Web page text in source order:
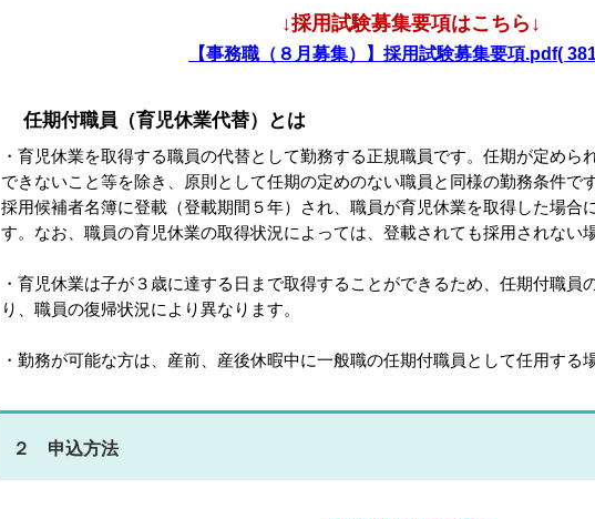
↓採用試験募集要項はこちら↓
【事務職（８月募集）】採用試験募集要項.pdf(
任期付職員（育児休業代替）とは
・育児休業を取得する職員の代替として勤務する正規職員です。任期が定めら
できないこと等を除き、原則として任期の定めのない職員と同様の勤務条件で
採用候補者名簿に登載（登載期間５年）され、職員が育児休業を取得した場合
す。なお、職員の育児休業の取得状況によっては、登載されても採用されない
・育児休業は子が３歳に達する日まで取得することができるため、任期付職員
り、職員の復帰状況により異なります。
・勤務が可能な方は、産前、産後休暇中に一般職の任期付職員として任用する
２ 申込方法